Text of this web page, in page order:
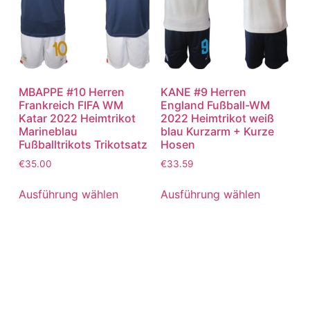
MBAPPE #10 Herren
Frankreich FIFA WM
Katar 2022 Heimtrikot
Marineblau
Fußballtrikots Trikotsatz
€35.00
Ausführung wählen
KANE #9 Herren
England Fußball-WM
2022 Heimtrikot weiß
blau Kurzarm + Kurze
Hosen
€33.59
Ausführung wählen